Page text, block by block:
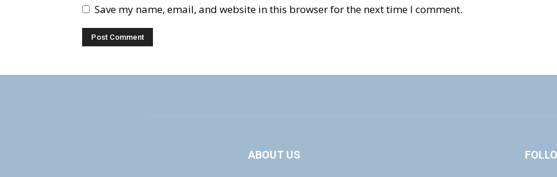
Save my name, email, and website in this browser for the next time I comment.
ABOUT US